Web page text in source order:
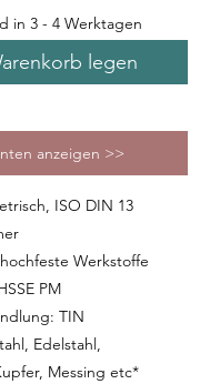
in 3 - 4 Werktagen
legen
anzeigen >>
ISO DIN 13
Werkstoffe
PM
TIN
Edelstahl,
Messing etc*